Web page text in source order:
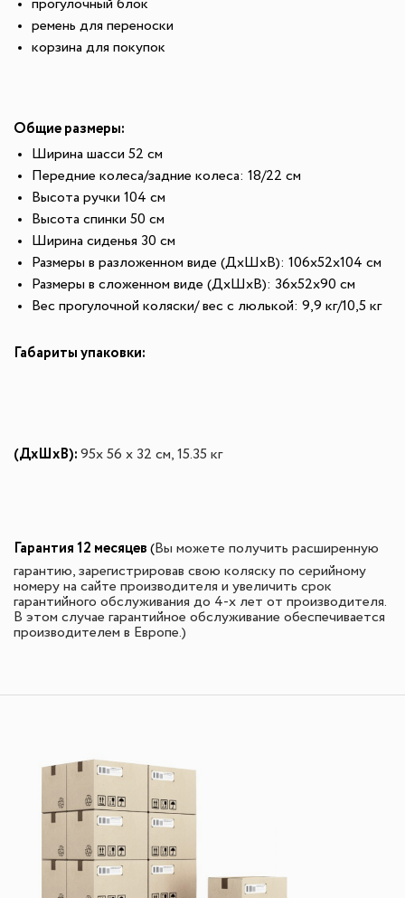
прогулочный блок
ремень для переноски
корзина для покупок
Общие размеры:
Ширина шасси 52 см
Передние колеса/задние колеса: 18/22 см
Высота ручки 104 см
Высота спинки 50 см
Ширина сиденья 30 см
Размеры в разложенном виде (ДхШхВ): 106х52х104 см
Размеры в сложенном виде (ДхШхВ): 36х52х90 см
Вес прогулочной коляски/ вес с люлькой: 9,9 кг/10,5 кг
Габариты упаковки:
(ДхШхВ): 95х 56 х 32 см, 15.35 кг
Гарантия 12 месяцев (Вы можете получить расширенную
гарантию, зарегистрировав свою коляску по серийному
номеру на сайте производителя и увеличить срок
гарантийного обслуживания до 4-х лет от производителя.
В этом случае гарантийное обслуживание обеспечивается
производителем в Европе.)